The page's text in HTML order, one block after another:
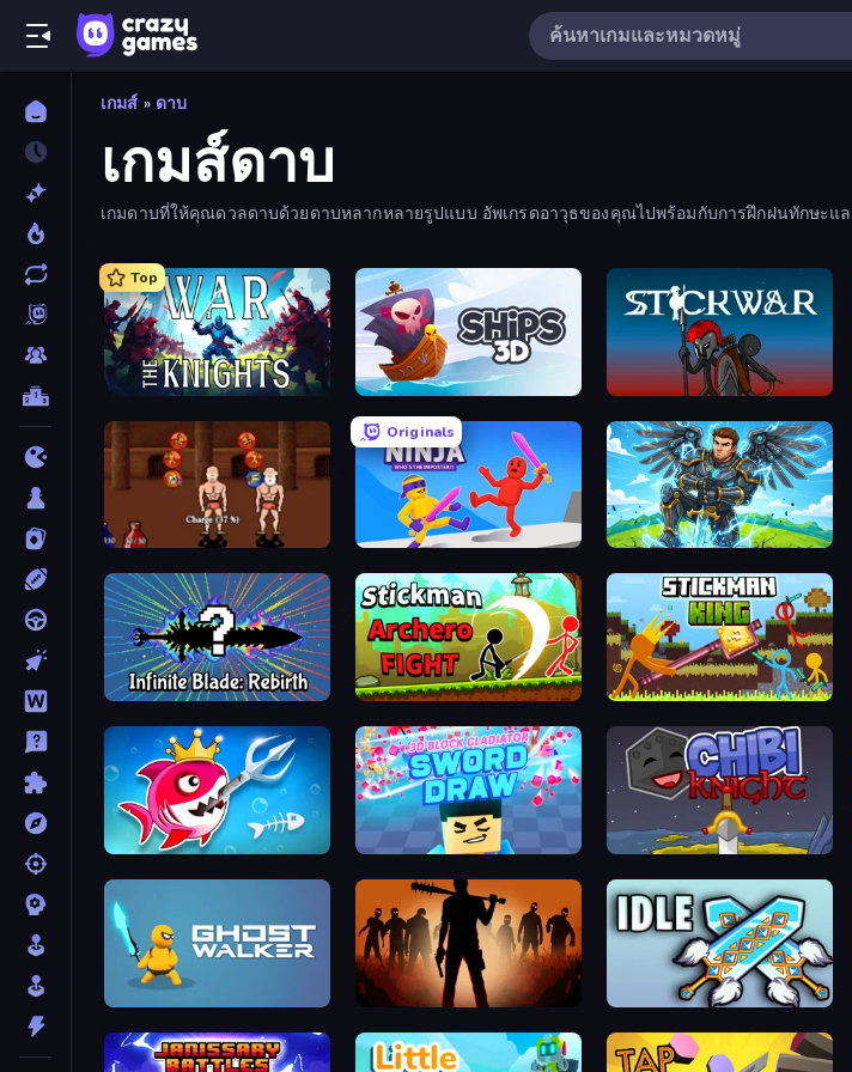
เกมส์ » ดาบ
เกมส์ดาบ
เกมดาบที่ให้คุณดวลดาบด้วยดาบหลากหลายรูปแบบ อัพเกรดอาวุธของคุณไปพร้อมกับการฝึกฝนทักษะแ
Top
War the Knights Ships 3D Stick War
Swords and Sandals 2
Originals
Ragdoll Ninja: Imposter Hero Obby: Pull a Sword
Infinite Blade: Rebirth Stickman Archero Fight Stickman King
Fish Stab Getting Big Chibi Knight
Deads on the Road Magic Swords Idle RPG